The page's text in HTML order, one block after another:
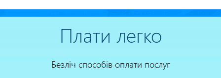
Плати легко
Безліч способів оплати послуг